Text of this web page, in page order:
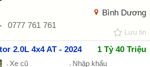
Bình Dương
0777 761 761
Lưu tin
2.0L 4x4 AT - 2024 1 Tỷ 40 Triệu
Xe cũ
Nhập khẩu